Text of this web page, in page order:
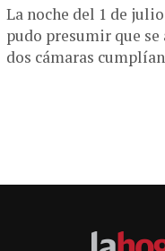
La noche del 1 de
pudo presumir que se
dos cámaras